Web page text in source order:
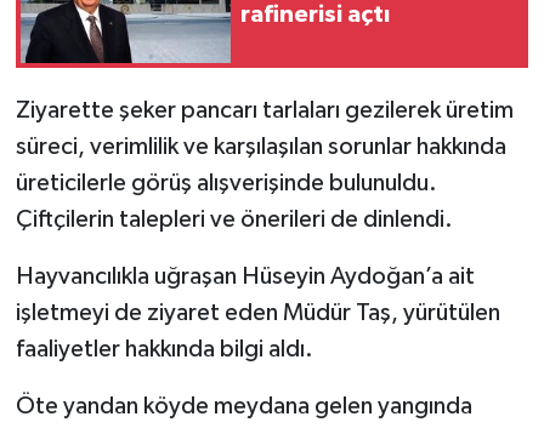
rafinerisi açtı
Ziyarette şeker pancarı tarlaları gezilerek üretim
süreci, verimlilik ve karşılaşılan sorunlar hakkında
üreticilerle görüş alışverişinde bulunuldu.
Çiftçilerin talepleri ve önerileri de dinlendi.
Hayvancılıkla uğraşan Hüseyin Aydoğan’a ait
işletmeyi de ziyaret eden Müdür Taş, yürütülen
faaliyetler hakkında bilgi aldı.
Öte yandan köyde meydana gelen yangında